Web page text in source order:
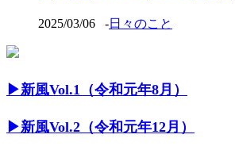
2025/03/06 -日々のこと
▶︎新風Vol.1（令和元年8月）
▶︎新風Vol.2（令和元年12月）